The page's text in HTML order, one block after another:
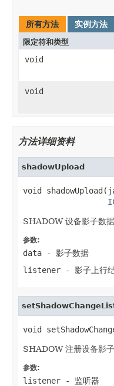
所有方法 实例方法
限定符和类型
void
void
方法详细资料
shadowUpload
void
SHADOW 设备影子数
参数:
data - 影子数据
listener - 影子上行
void
SHADOW 注册设备影
参数:
listener - 监听器